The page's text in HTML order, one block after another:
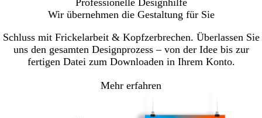
zu
Seite
zu
Seite
zu
Seite
Professionelle Designhilfe
Wir übernehmen die Gestaltung für Sie
Schluss mit Frickelarbeit & Kopfzerbrechen. Überlassen Sie
uns den gesamten Designprozess – von der Idee bis zur
fertigen Datei zum Downloaden in Ihrem Konto.
Mehr erfahren